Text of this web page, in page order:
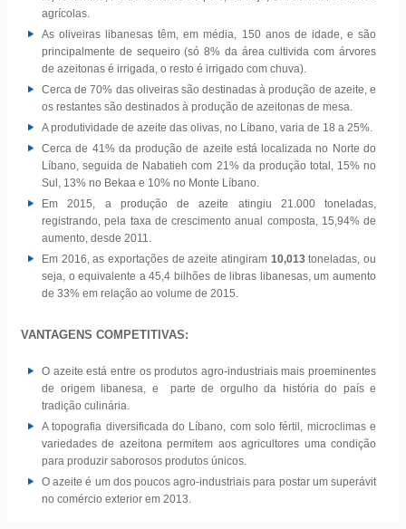
agrícolas.
As oliveiras libanesas têm, em média, 150 anos de idade, e são
principalmente de sequeiro (só 8% da área cultivida com árvores
de azeitonas é irrigada, o resto é irrigado com chuva).
Cerca de 70% das oliveiras são destinadas à produção de azeite, e
os restantes são destinados à produção de azeitonas de mesa.
A produtividade de azeite das olivas, no Líbano, varia de 18 a 25%.
Cerca de 41% da produção de azeite está localizada no Norte do
Líbano, seguida de Nabatieh com 21% da produção total, 15% no
Sul, 13% no Bekaa e 10% no Monte Líbano.
Em 2015, a produção de azeite atingiu 21.000 toneladas,
registrando, pela taxa de crescimento anual composta, 15,94% de
aumento, desde 2011.
Em 2016, as exportações de azeite atingiram 10,013toneladas, ou
seja, o equivalente a 45,4 bilhões de libras libanesas, um aumento
de 33% em relação ao volume de 2015.
VANTAGENS COMPETITIVAS:
O azeite está entre os produtos agro-industriais mais proeminentes
de origem libanesa, e parte de orgulho da história do país e
tradição culinária.
A topografia diversificada do Líbano, com solo fértil, microclimas e
variedades de azeitona permitem aos agricultores uma condição
para produzir saborosos produtos únicos.
O azeite é um dos poucos agro-industriais para postar um superávit
no comércio exterior em 2013.